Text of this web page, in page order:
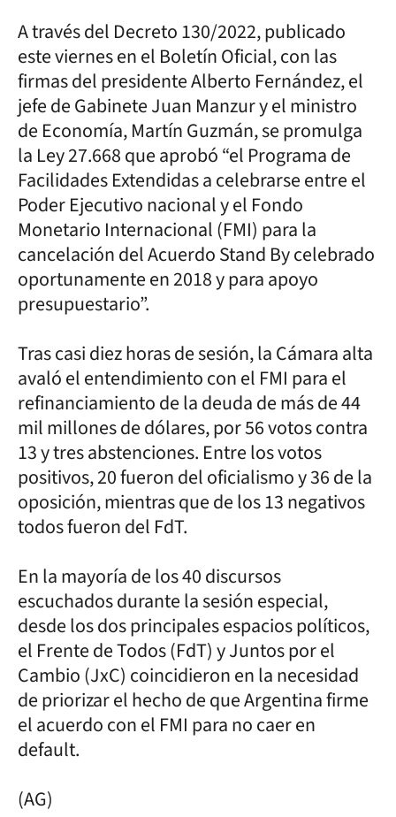
A través del Decreto 130/2022, publicado
este viernes en el Boletín Oficial, con las
firmas del presidente Alberto Fernández, el
jefe de Gabinete Juan Manzur y el ministro
de Economía, Martín Guzmán, se promulga
la Ley 27.668 que aprobó “el Programa de
Facilidades Extendidas a celebrarse entre el
Poder Ejecutivo nacional y el Fondo
Monetario Internacional (FMI) para la
cancelación del Acuerdo Stand By celebrado
oportunamente en 2018 y para apoyo
presupuestario”.
Tras casi diez horas de sesión, la Cámara alta
avaló el entendimiento con el FMI para el
refinanciamiento de la deuda de más de 44
mil millones de dólares, por 56 votos contra
13 y tres abstenciones. Entre los votos
positivos, 20 fueron del oficialismo y 36 de la
oposición, mientras que de los 13 negativos
todos fueron del FdT.
En la mayoría de los 40 discursos
escuchados durante la sesión especial,
desde los dos principales espacios políticos,
el Frente de Todos (FdT) y Juntos por el
Cambio (JxC) coincidieron en la necesidad
de priorizar el hecho de que Argentina firme
el acuerdo con el FMI para no caer en
default.
(AG)